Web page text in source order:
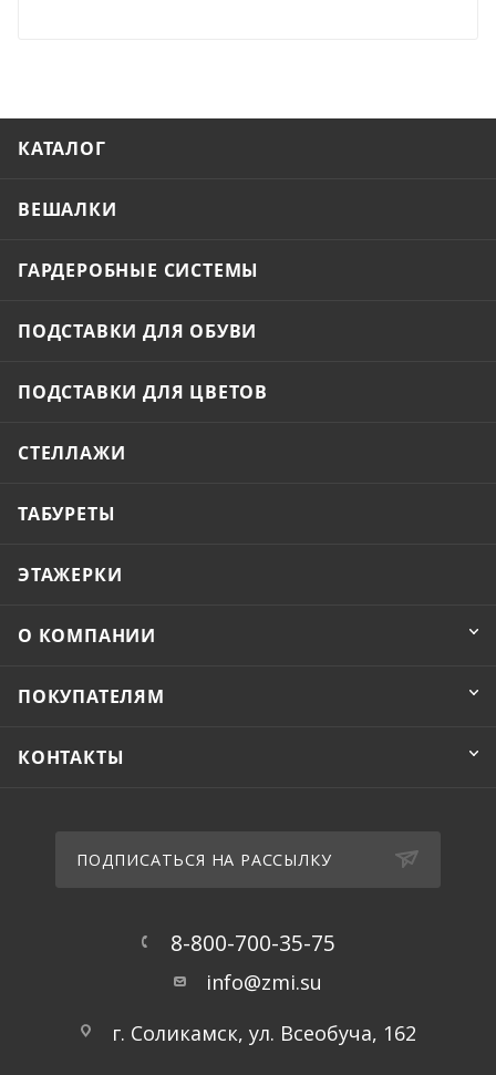
КАТАЛОГ
ВЕШАЛКИ
ГАРДЕРОБНЫЕ СИСТЕМЫ
ПОДСТАВКИ ДЛЯ ОБУВИ
ПОДСТАВКИ ДЛЯ ЦВЕТОВ
СТЕЛЛАЖИ
ТАБУРЕТЫ
ЭТАЖЕРКИ
О КОМПАНИИ
ПОКУПАТЕЛЯМ
КОНТАКТЫ
ПОДПИСАТЬСЯ НА РАССЫЛКУ
8-800-700-35-75
info@zmi.su
г. Соликамск, ул. Всеобуча, 162